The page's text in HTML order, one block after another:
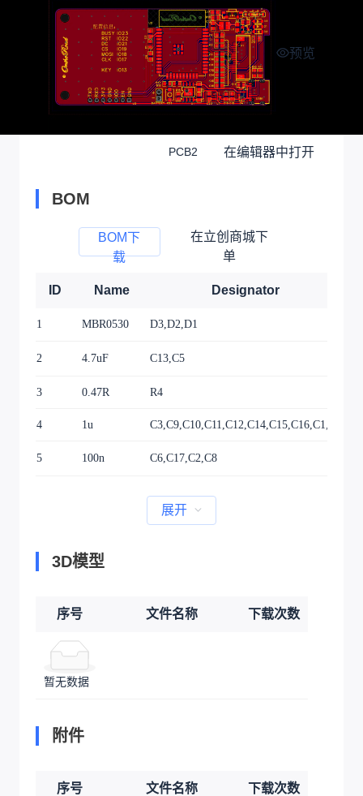
预览
PCB2 在编辑器中打开
BOM
BOM下
载
在立创商城下
单
ID Name Designator
1 MBR0530 D3,D2,D1
2 4.7uF C13,C5
3 0.47R R4
4 1u C3,C9,C10,C11,C12,C14,C15,C16,C1,C19
5 100n C6,C17,C2,C8
展开
3D模型
序号 文件名称 下载次数
暂无数据
附件
序号 文件名称 下载次数